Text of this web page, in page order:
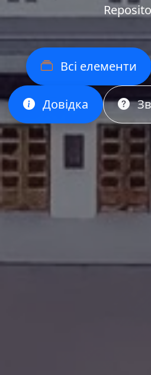
Всі елементи
Довідка